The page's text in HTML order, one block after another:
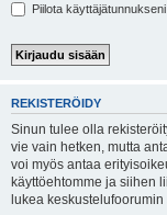
Piilota
REKISTERÖIDY
Sinun tulee olla
vie vain hetken, mutta
voi myös antaa
käyttöehtomme ja siihen
lukea keskustelufoorumin